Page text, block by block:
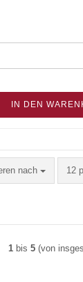
IN DEN
nach
nach 12
pro
1bis 5(von